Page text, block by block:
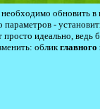
обновить
параметров -
просто идеально, ведь
облик